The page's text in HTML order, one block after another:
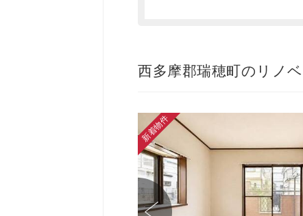
西多摩郡瑞穂町のリノ
新着物件